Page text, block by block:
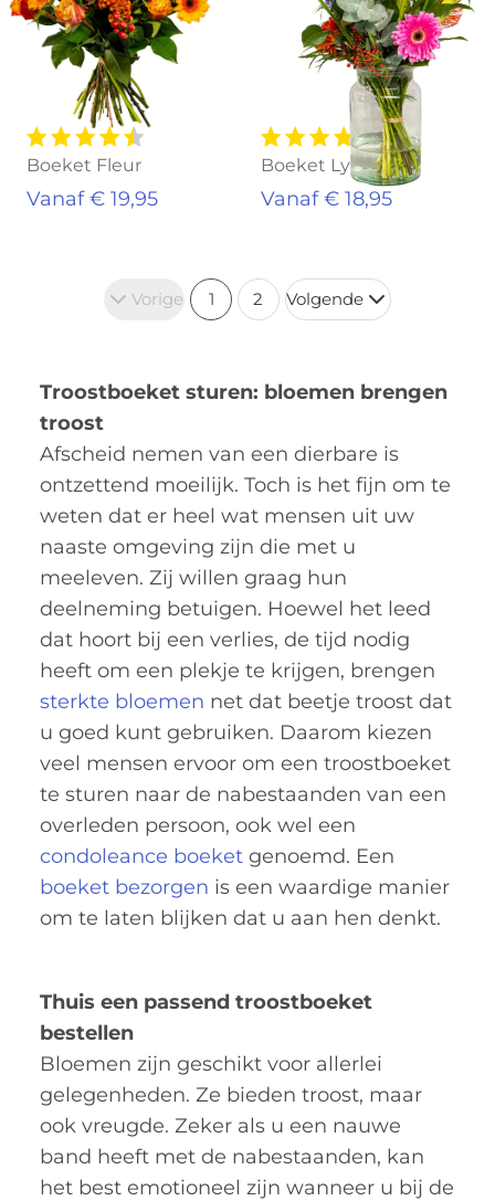
Boeket Fleur
Vanaf € 19,95
Boeket Lynn
Vanaf € 18,95
Vorige 1 2 Volgende
Troostboeket sturen: bloemen brengen
troost
Afscheid nemen van een dierbare is
ontzettend moeilijk. Toch is het fijn om te
weten dat er heel wat mensen uit uw
naaste omgeving zijn die met u
meeleven. Zij willen graag hun
deelneming betuigen. Hoewel het leed
dat hoort bij een verlies, de tijd nodig
heeft om een plekje te krijgen, brengen
sterkte bloemen net dat beetje troost dat
u goed kunt gebruiken. Daarom kiezen
veel mensen ervoor om een troostboeket
te sturen naar de nabestaanden van een
overleden persoon, ook wel een
condoleance boeket genoemd. Een
boeket bezorgen is een waardige manier
om te laten blijken dat u aan hen denkt.
Thuis een passend troostboeket
bestellen
Bloemen zijn geschikt voor allerlei
gelegenheden. Ze bieden troost, maar
ook vreugde. Zeker als u een nauwe
band heeft met de nabestaanden, kan
het best emotioneel zijn wanneer u bij de